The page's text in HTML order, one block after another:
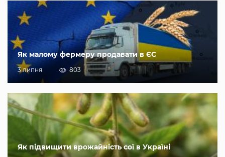
Як малому фермеру продавати в ЄС
3 липня 803
Як підвищити врожайність сої в Україні